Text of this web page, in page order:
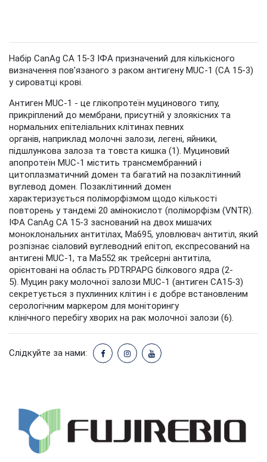
Набір CanAg CA 15-3 ІФА призначений для кількісного
визначення пов'язаного з раком антигену MUC-1 (CA 15-3)
у сироватці крові.
Антиген MUC-1 - це глікопротеїн муцинового типу,
прикріплений до мембрани, присутній у злоякісних та
нормальних епітеліальних клітинах певних
органів, наприклад молочні залози, легені, яйники,
підшлункова залоза та товста кишка (1). Муциновий
апопротеїн MUC-1 містить трансмембранний і
цитоплазматичний домен та багатий на позаклітинний
вуглевод домен. Позаклітинний домен
характеризується поліморфізмом щодо кількості
повторень у тандемі 20 амінокислот (поліморфізм (VNTR).
ІФА CanAg CA 15-3 заснований на двох мишачих
моноклональних антитілах, Ma695, уловлювач антитіл, який
розпізнає сіаловий вуглеводний епітоп, експресований на
антигені MUC-1, та Ma552 як трейсерні антитіла,
орієнтовані на область PDTRPAPG білкового ядра (2-
5). Муцин раку молочної залози MUC-1 (антиген CA15-3)
секретується з пухлинних клітин і є добре встановленим
серологічним маркером для моніторингу
клінічного перебігу хворих на рак молочної залози (6).
Слідкуйте за нами: